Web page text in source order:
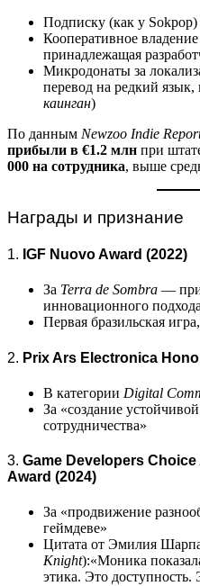
Подписку (как у Sokpop)
Кооперативное
принадлежащая
Микродонаты за
перевод на редкий язык,
каинган)
По данным Newzoo Indie
прибыли в €1.2 млн при
000 на сотрудника, выше
Награды и признание
1. IGF Nuovo Award (2022)
За Terra de Sombra —
инновационного
Первая бразильская
2. Prix Ars Electronica
В категории Digital
За «создание
сотрудничества»
3. Game Developers
Award (2024)
За «продвижение
геймдеве»
Цитата от Эмилия
Knight):«Моника
этика. Это доступность.